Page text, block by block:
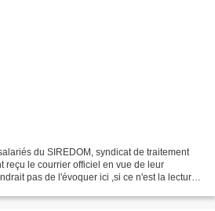
du SIREDOM, syndicat de traitement
reçu le courrier officiel en vue de leur
pas de l'évoquer ici ,si ce n'est la lecture